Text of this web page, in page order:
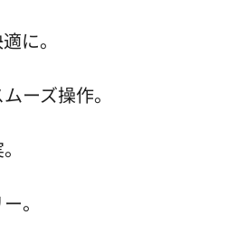
に。
ーズ操作。
。